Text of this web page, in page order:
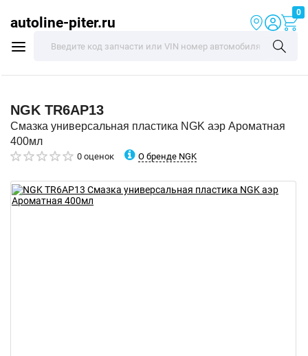
autoline-piter.ru
0
NGK TR6AP13
Смазка универсальная пластика NGK аэр Ароматная
400мл
0 оценок О бренде NGK